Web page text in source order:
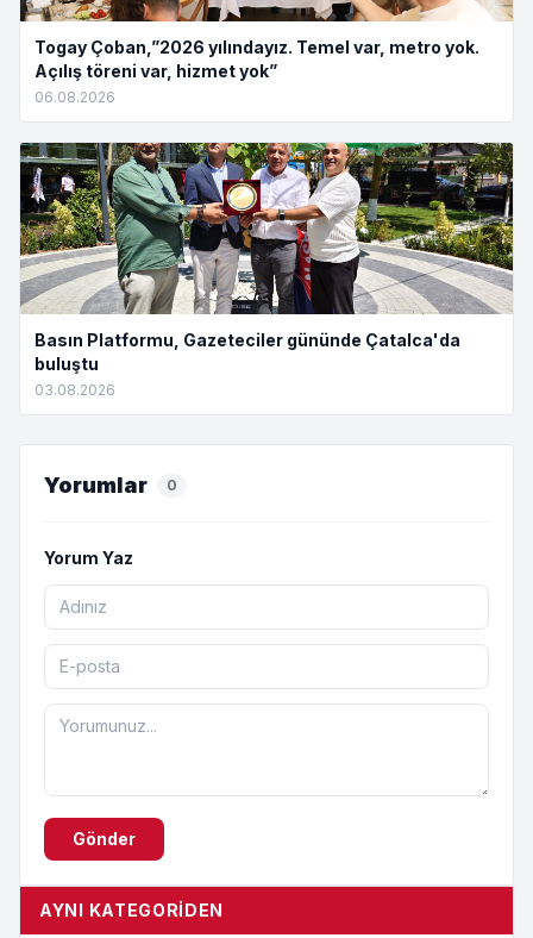
Togay Çoban,”2026 yılındayız. Temel var, metro yok.
Açılış töreni var, hizmet yok”
06.08.2026
Basın Platformu, Gazeteciler gününde Çatalca'da
buluştu
03.08.2026
Yorumlar 0
Yorum Yaz
Gönder
AYNI KATEGORIDEN